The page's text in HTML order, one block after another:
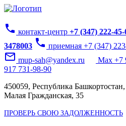
phone контакт-центр +7 (347) 222-45-
3478003 phone приемная +7 (347)
mail_outline mup-sah@yandex.ru Max +7
917 731-98-90
450059, Республика
Малая Гражданская, 35
ПРОВЕРЬ СВОЮ ЗАДОЛЖЕННОСТЬ